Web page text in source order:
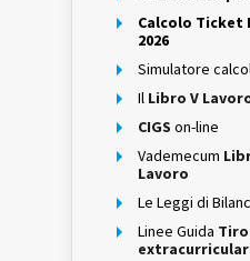
Calcolo Ticket
2026
Simulatore
Il Libro V
CIGS on-line
Vademecum
Lavoro
Le Leggi di
Linee Guida